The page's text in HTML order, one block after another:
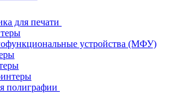
для печати
устройства (МФУ)
полиграфии